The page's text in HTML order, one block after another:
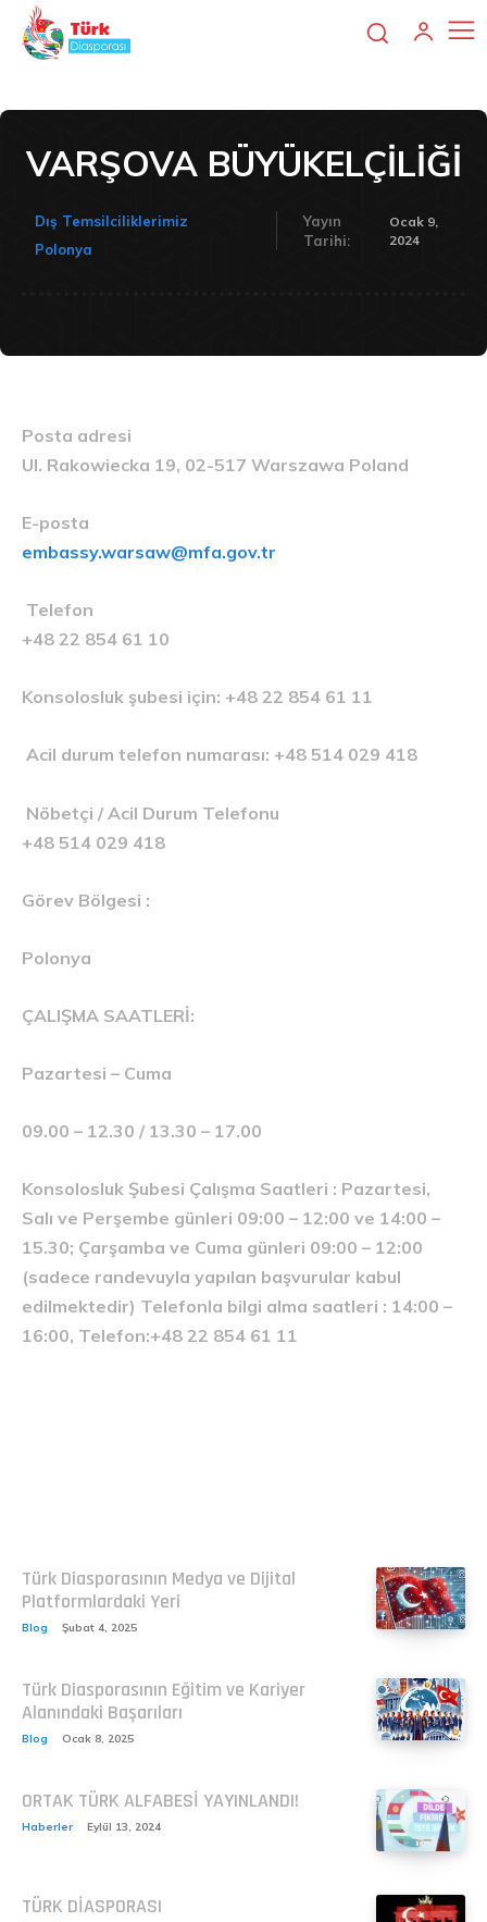
VARŞOVA BÜYÜKELÇİLİĞİ
Dış Temsilciliklerimiz
Polonya
Yayın
Tarihi:
Ocak 9,
2024
Posta adresi
Ul. Rakowiecka 19, 02-517 Warszawa Poland
E-posta
embassy.warsaw@mfa.gov.tr
Telefon
+48 22 854 61 10
Konsolosluk şubesi için: +48 22 854 61 11
Acil durum telefon numarası: +48 514 029 418
Nöbetçi / Acil Durum Telefonu
+48 514 029 418
Görev Bölgesi :
Polonya
ÇALIŞMA SAATLERİ:
Pazartesi – Cuma
09.00 – 12.30 / 13.30 – 17.00
Konsolosluk Şubesi Çalışma Saatleri : Pazartesi,
Salı ve Perşembe günleri 09:00 – 12:00 ve 14:00 –
15.30; Çarşamba ve Cuma günleri 09:00 – 12:00
(sadece randevuyla yapılan başvurular kabul
edilmektedir) Telefonla bilgi alma saatleri : 14:00 –
16:00, Telefon:+48 22 854 61 11
Türk Diasporasının Medya ve Dijital
Platformlardaki Yeri
Blog Şubat 4, 2025
Türk Diasporasının Eğitim ve Kariyer
Alanındaki Başarıları
Blog Ocak 8, 2025
ORTAK TÜRK ALFABESİ YAYINLANDI!
Haberler Eylül 13, 2024
TÜRK DİASPORASI